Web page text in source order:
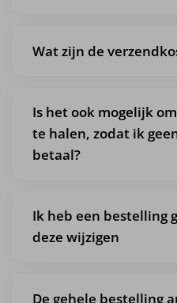
Wat zijn de
Is het ook mogelijk
te halen, zodat ik
betaal?
Ik heb een bestelling
deze wijzigen
De gehele bestelling